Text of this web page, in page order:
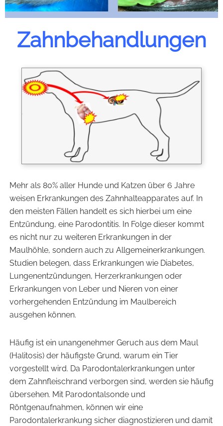
Zahnbehandlungen
Mehr als 80% aller Hunde und Katzen über 6 Jahre
weisen Erkrankungen des Zahnhalteapparates auf. In
den meisten Fällen handelt es sich hierbei um eine
Entzündung, eine Parodontitis. In Folge dieser kommt
es nicht nur zu weiteren Erkrankungen in der
Maulhöhle, sondern auch zu Allgemeinerkrankungen.
Studien belegen, dass Erkrankungen wie Diabetes,
Lungenentzündungen, Herzerkrankungen oder
Erkrankungen von Leber und Nieren von einer
vorhergehenden Entzündung im Maulbereich
ausgehen können.
Häufig ist ein unangenehmer Geruch aus dem Maul
(Halitosis) der häufigste Grund, warum ein Tier
vorgestellt wird. Da Parodontalerkrankungen unter
dem Zahnfleischrand verborgen sind, werden sie häufig
übersehen. Mit Parodontalsonde und
Röntgenaufnahmen, können wir eine
Parodontalerkrankung sicher diagnostizieren und damit